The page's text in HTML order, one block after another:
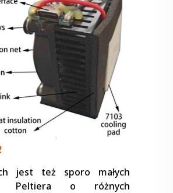
jest też sporo małych
Peltiera o różnych